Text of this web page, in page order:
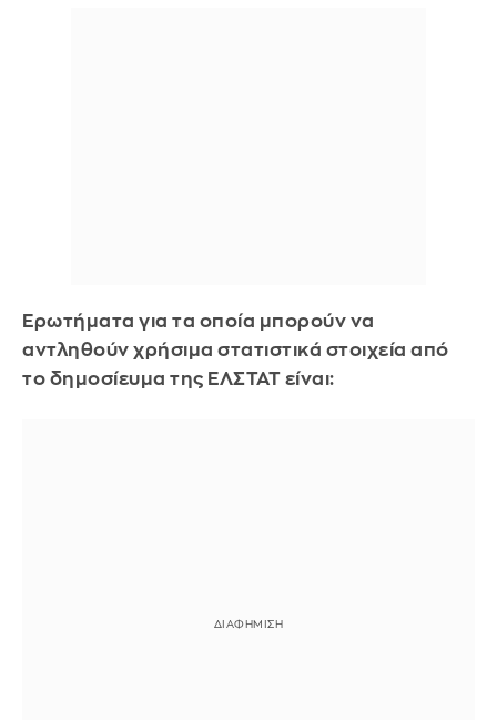
Ερωτήματα για τα οποία μπορούν να
αντληθούν χρήσιμα στατιστικά στοιχεία από
το δημοσίευμα της ΕΛΣΤΑΤ είναι: